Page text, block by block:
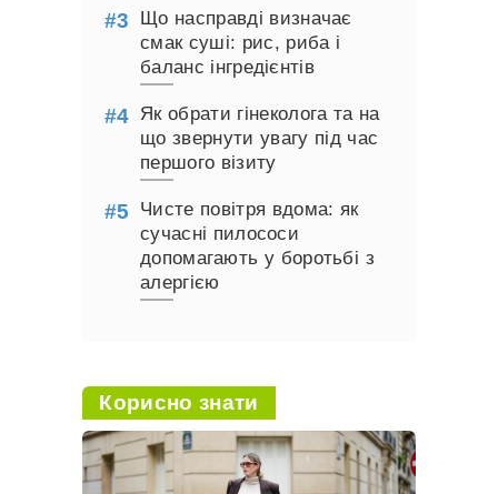
Що насправді визначає
смак суші: рис, риба і
баланс інгредієнтів
Як обрати гінеколога та на
що звернути увагу під час
першого візиту
Чисте повітря вдома: як
сучасні пилососи
допомагають у боротьбі з
алергією
Корисно знати